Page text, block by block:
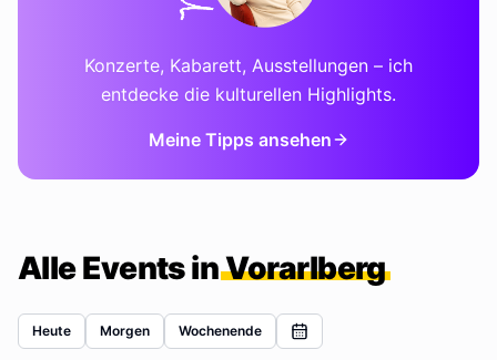
Konzerte, Kabarett, Ausstellungen – ich
entdecke die kulturellen Highlights.
Meine Tipps ansehen
Alle Events inVorarlberg
Heute Morgen Wochenende